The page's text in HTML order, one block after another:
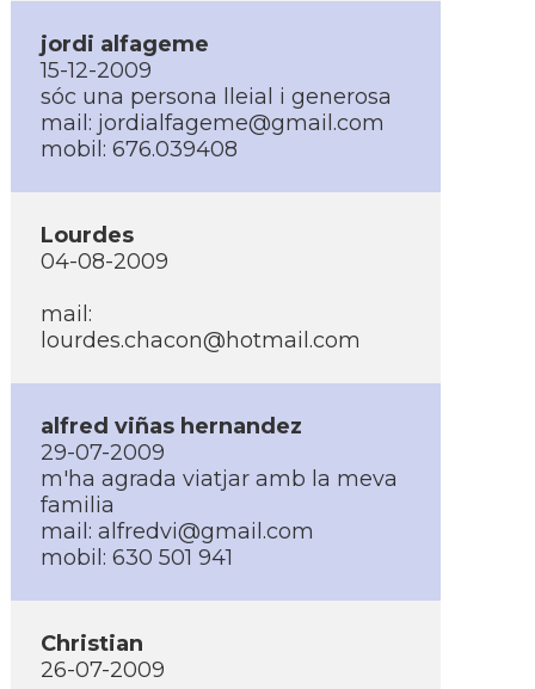
jordi alfageme
15-12-2009
sóc una persona lleial i generosa
mail: jordialfageme@gmail.com
mobil: 676.039408
Lourdes
04-08-2009
mail:
lourdes.chacon@hotmail.com
alfred viñas hernandez
29-07-2009
m'ha agrada viatjar amb la meva
familia
mail: alfredvi@gmail.com
mobil: 630 501 941
Christian
26-07-2009